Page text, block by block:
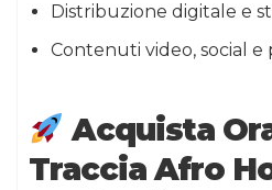
Distribuzione digitale e
Contenuti video, social
Acquista
Traccia Afro